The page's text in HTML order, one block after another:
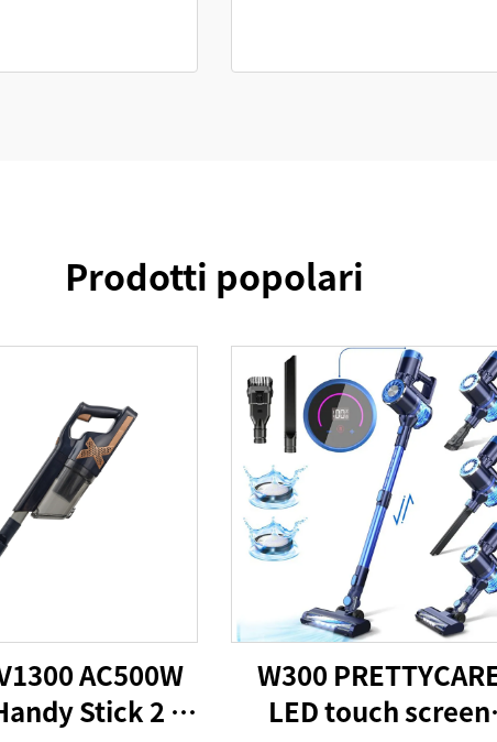
Prodotti popolari
AC500W
Stick 2 in
W300
LED touch screen